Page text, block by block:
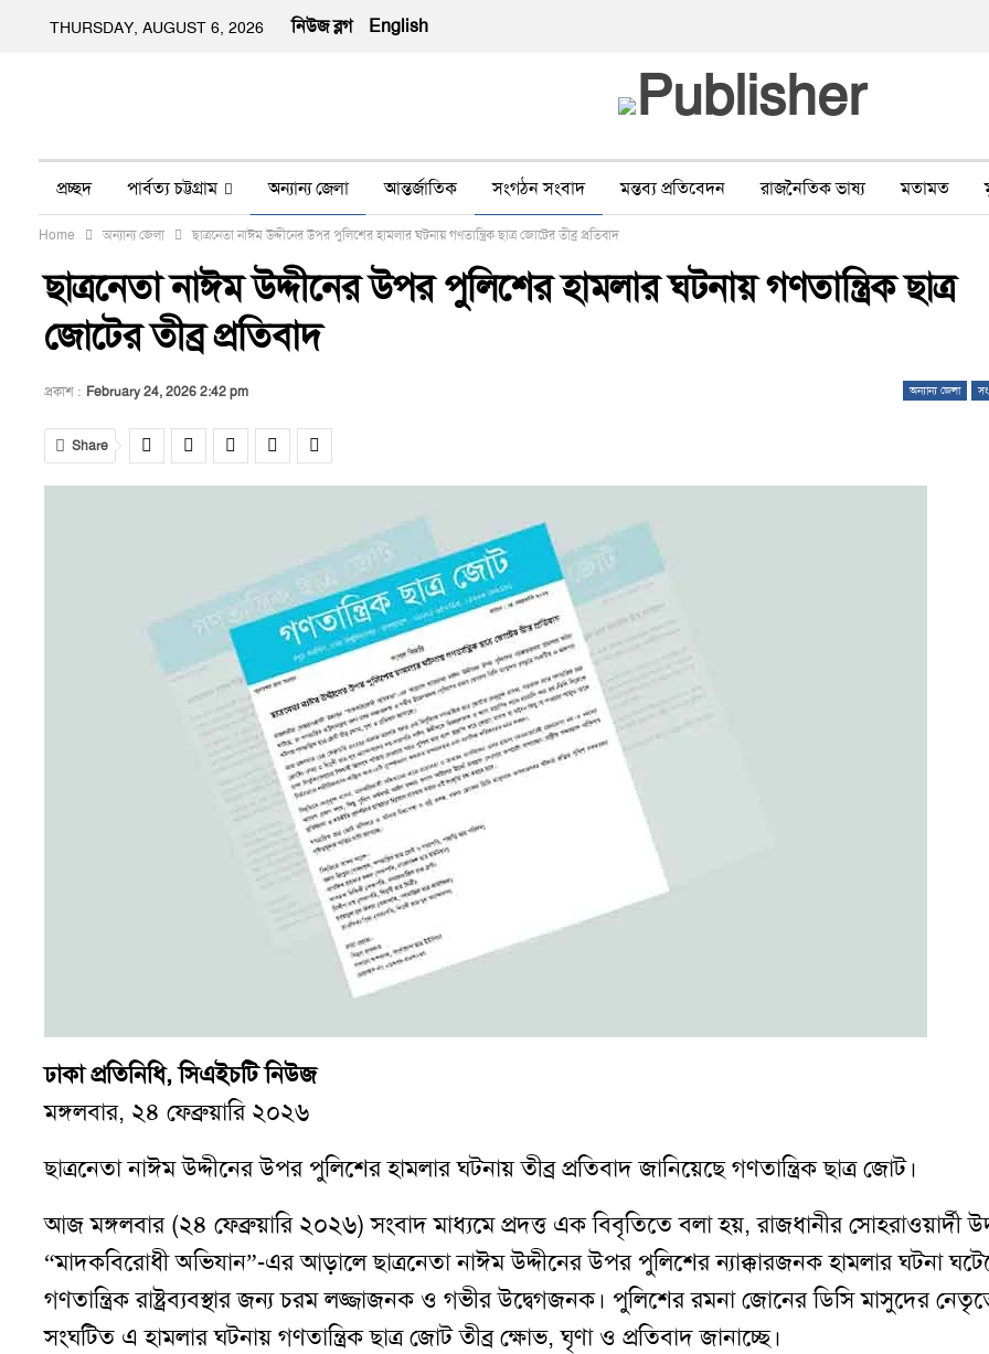
THURSDAY, AUGUST 6, 2026 নিউজ ব্লগ English
প্রচ্ছদ পার্বত্য চট্টগ্রাম অন্যান্য জেলা আন্তর্জাতিক সংগঠন সংবাদ মন্তব্য প্রতিবেদন রাজনৈতিক ভাষ্য মতামত
অন্য মিডিয়া ইতিহাস জীবন-যাপন তথ্য প্রযুক্তি নারীর ওপর সহিংসতা
Home অন্যান্য জেলা ছাত্রনেতা নাঈম উদ্দীনের উপর পুলিশের হামলার ঘটনায় গণতান্ত্রিক ছাত্র জোটের তীব্র প্রতিবাদ
ছাত্রনেতা নাঈম উদ্দীনের উপর পুলিশের হামলার ঘটনায় গণতান্ত্রিক ছাত্র
জোটের তীব্র প্রতিবাদ
অন্যান্য জেলা
প্রকাশ : February 24, 2026 2:42 pm
Share
ঢাকা প্রতিনিধি, সিএইচটি নিউজ
মঙ্গলবার, ২৪ ফেব্রুয়ারি ২০২৬
ছাত্রনেতা নাঈম উদ্দীনের উপর পুলিশের হামলার ঘটনায় তীব্র প্রতিবাদ জানিয়েছে গণতান্ত্রিক ছাত্র জোট।
আজ মঙ্গলবার (২৪ ফেব্রুয়ারি ২০২৬) সংবাদ মাধ্যমে প্রদত্ত এক বিবৃতিতে বলা হয়, রাজধানীর সোহরাওয়ার্দী
“মাদকবিরোধী অভিযান”-এর আড়ালে ছাত্রনেতা নাঈম উদ্দীনের উপর পুলিশের ন্যাক্কারজনক হামলার ঘটনা
গণতান্ত্রিক রাষ্ট্রব্যবস্থার জন্য চরম লজ্জাজনক ও গভীর উদ্বেগজনক। পুলিশের রমনা জোনের ডিসি মাসুদের
সংঘটিত এ হামলার ঘটনায় গণতান্ত্রিক ছাত্র জোট তীব্র ক্ষোভ, ঘৃণা ও প্রতিবাদ জানাচ্ছে।